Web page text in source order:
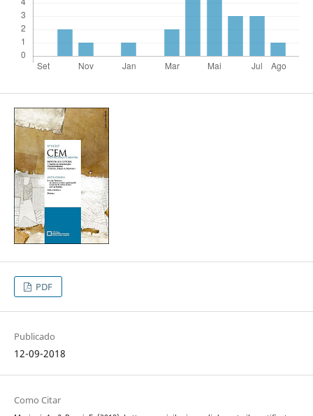
PDF
Publicado
12-09-2018
Como Citar